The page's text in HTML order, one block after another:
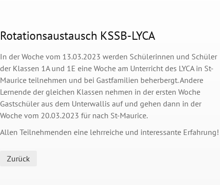
Rotationsaustausch KSSB-LYCA
In der Woche vom 13.03.2023 werden Schülerinnen und Schüler
der Klassen 1A und 1E eine Woche am Unterricht des LYCA in St-
Maurice teilnehmen und bei Gastfamilien beherbergt. Andere
Lernende der gleichen Klassen nehmen in der ersten Woche
Gastschüler aus dem Unterwallis auf und gehen dann in der
Woche vom 20.03.2023 für nach St-Maurice.
Allen Teilnehmenden eine lehrreiche und interessante Erfahrung!
Zurück